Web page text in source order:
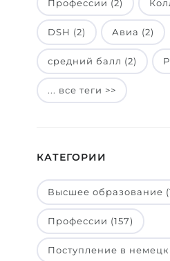
Профессии (2)
DSH (2) Авиа (2)
средний балл (2)
... все теги >>
КАТЕГОРИИ
Высшее образование
Профессии (157)
Поступление в